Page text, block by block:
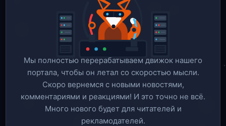
Мы полностью перерабатываем движок нашего
портала, чтобы он летал со скоростью мысли.
Скоро вернемся c новыми новостями,
комментариями и реакциями! И это точно не всё.
Много нового будет для читателей и
рекламодателей.